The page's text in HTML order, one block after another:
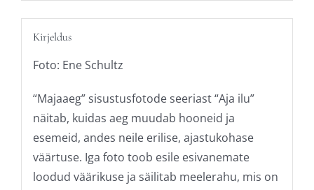
Kirjeldus
Foto: Ene Schultz
“Majaaeg” sisustusfotode seeriast “Aja ilu”
näitab, kuidas aeg muudab hooneid ja
esemeid, andes neile erilise, ajastukohase
väärtuse. Iga foto toob esile esivanemate
loodud väärikuse ja säilitab meelerahu, mis on